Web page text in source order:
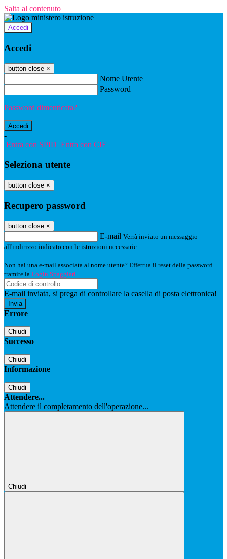
Salta al contenuto
Accedi
Accedi
button close ×
Nome Utente
Password
Password dimenticata?
-
Entra con SPID Entra con CIE
Seleziona utente
button close ×
Recupero password
button close ×
E-mail Verrà inviato un messaggio
all'indirizzo indicato con le istruzioni necessarie.
Non hai una e-mail associata al nome utente? Effettua il reset della password
tramite la Login Spaggiari
E-mail inviata, si prega di controllare la casella di posta elettronica!
Errore
Chiudi
Successo
Chiudi
Informazione
Chiudi
Attendere...
Attendere il completamento dell'operazione...
Chiudi